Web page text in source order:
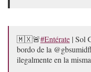
🇲🇽🚨#Entérate | Sol
bordo de la
ilegalmente en la